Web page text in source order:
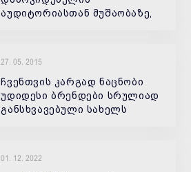
აუდიტორიასთან მუშაობაზე,
27. 05. 2015
ჩვენთვის კარგად ნაცნობი
უდიდესი ბრენდები სრულიად
განსხვავებული სახელს
Wide Web გადაკეთდა Yahoo.
01. 12. 2022